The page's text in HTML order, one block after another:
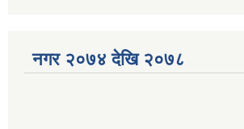
नगर २०७४ देखि २०७८